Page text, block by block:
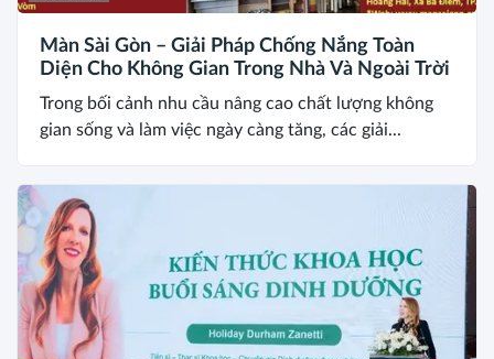
Màn Sài Gòn – Giải Pháp Chống Nắng Toàn
Diện Cho Không Gian Trong Nhà Và Ngoài Trời
Trong bối cảnh nhu cầu nâng cao chất lượng không
gian sống và làm việc ngày càng tăng, các giải...